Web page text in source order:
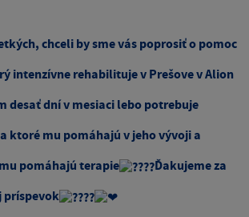
chceli by sme vás poprosiť o pomoc
intenzívne rehabilituje v Prešove v Alion
desať dní v mesiaci lebo potrebuje
ktoré mu pomáhajú v jeho vývoji a
pomáhajú terapie
Ďakujeme za
príspevok